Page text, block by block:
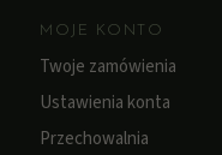
MOJE KONTO
Twoje zamówienia
Ustawienia konta
Przechowalnia